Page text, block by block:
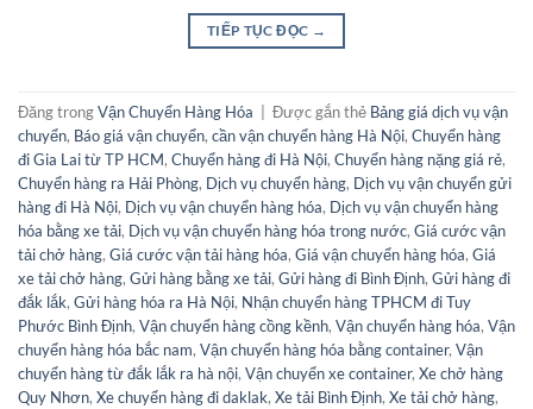
TIẾP TỤC ĐỌC →
Đăng trongVận Chuyển Hàng Hóa Được gắn thẻ Bảng giá dịch vụ vận
chuyển, Báo giá vận chuyển, cần vận chuyển hàng Hà Nội, Chuyển hàng
đi Gia Lai từ TP HCM, Chuyển hàng đi Hà Nội, Chuyển hàng nặng giá rẻ,
Chuyển hàng ra Hải Phòng, Dịch vụ chuyển hàng, Dịch vụ vận chuyển gửi
hàng đi Hà Nội, Dịch vụ vận chuyển hàng hóa, Dịch vụ vận chuyển hàng
hóa bằng xe tải, Dịch vụ vận chuyển hàng hóa trong nước, Giá cước vận
tải chở hàng, Giá cước vận tải hàng hóa, Giá vận chuyển hàng hóa, Giá
xe tải chở hàng, Gửi hàng bằng xe tải, Gửi hàng đi Bình Định, Gửi hàng đi
đắk lắk, Gửi hàng hóa ra Hà Nội, Nhận chuyển hàng TPHCM đi Tuy
Phước Bình Định, Vận chuyển hàng cồng kềnh, Vận chuyển hàng hóa, Vận
chuyển hàng hóa bắc nam, Vận chuyển hàng hóa bằng container, Vận
chuyển hàng từ đắk lắk ra hà nội, Vận chuyển xe container, Xe chở hàng
Quy Nhơn, Xe chuyển hàng đi daklak, Xe tải Bình Định, Xe tải chở hàng,